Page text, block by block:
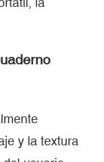
y la textura